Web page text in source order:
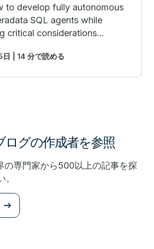
to develop fully autonomous
SQL agents while
critical considerations
governance.
| 14 分で読める
ログの作成者を参照
の専門家から500以上の記事を探